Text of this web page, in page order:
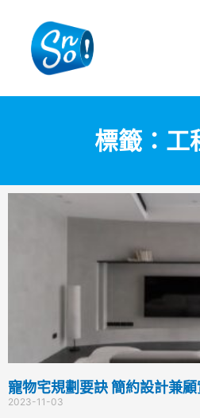
標籤：工
寵物宅規劃要訣 簡約設計兼
2023-11-03